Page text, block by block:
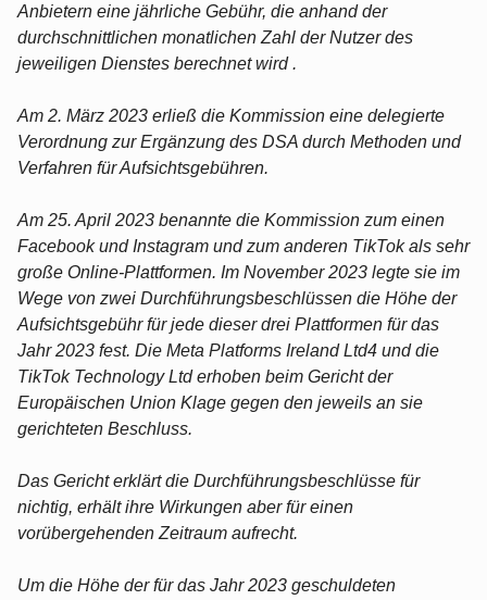
Anbietern eine jährliche Gebühr, die anhand der
durchschnittlichen monatlichen Zahl der Nutzer des
jeweiligen Dienstes berechnet wird .
Am 2. März 2023 erließ die Kommission eine delegierte
Verordnung zur Ergänzung des DSA durch Methoden und
Verfahren für Aufsichtsgebühren.
Am 25. April 2023 benannte die Kommission zum einen
Facebook und Instagram und zum anderen TikTok als sehr
große Online-Plattformen. Im November 2023 legte sie im
Wege von zwei Durchführungsbeschlüssen die Höhe der
Aufsichtsgebühr für jede dieser drei Plattformen für das
Jahr 2023 fest. Die Meta Platforms Ireland Ltd4 und die
TikTok Technology Ltd erhoben beim Gericht der
Europäischen Union Klage gegen den jeweils an sie
gerichteten Beschluss.
Das Gericht erklärt die Durchführungsbeschlüsse für
nichtig, erhält ihre Wirkungen aber für einen
vorübergehenden Zeitraum aufrecht.
Um die Höhe der für das Jahr 2023 geschuldeten